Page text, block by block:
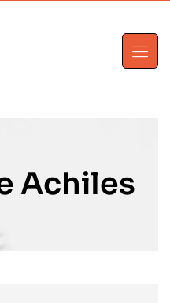
Achiles